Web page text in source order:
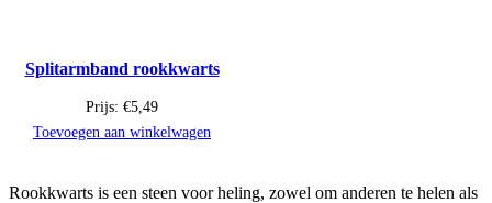
Splitarmband rookkwarts
Prijs: €5,49
Toevoegen aan winkelwagen
Rookkwarts is een steen voor heling, zowel om anderen te helen als